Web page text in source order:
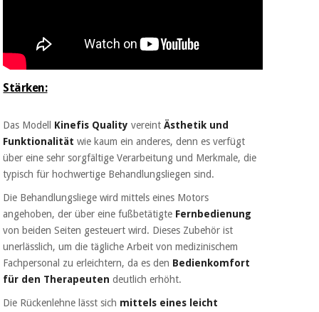
Stärken:
Das Modell Kinefis Quality vereintÄsthetik und
Funktionalität wie kaum ein anderes, denn es verfügt
über eine sehr sorgfältige Verarbeitung und Merkmale, die
typisch für hochwertige Behandlungsliegen sind.
Die Behandlungsliege wird mittels eines Motors
angehoben, der über eine fußbetätigte Fernbedienung
von beiden Seiten gesteuert wird. Dieses Zubehör ist
unerlässlich, um die tägliche Arbeit von medizinischem
Fachpersonal zu erleichtern, da es den Bedienkomfort
für den Therapeuten deutlich erhöht.
Die Rückenlehne lässt sich mittels eines leicht